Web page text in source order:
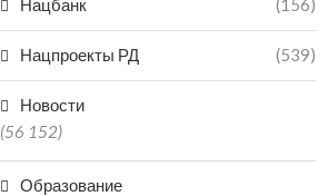
Нацбанк (156)
Нацпроекты РД (539)
Новости
(56 152)
Образование